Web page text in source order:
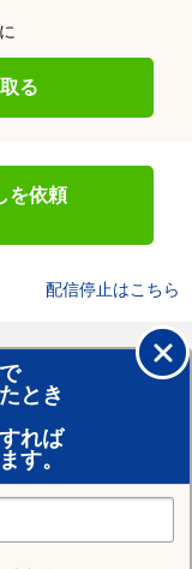
に
る
を依頼
配信停止はこちら
とき
れば
す。